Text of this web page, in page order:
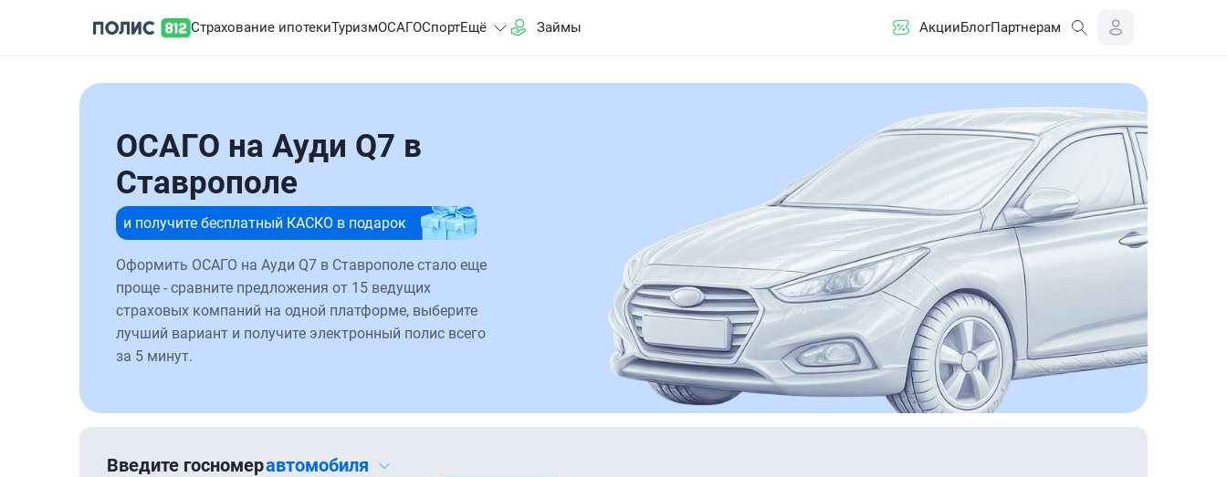
Страхование ипотекиТуризмОСАГОСпортЕщё Займы АкцииБлогПартнерам
ОСАГО на Ауди Q7 в
Ставрополе
и получите бесплатный КАСКО в подарок
Оформить ОСАГО на Ауди Q7 в Ставрополе стало еще
проще - сравните предложения от 15 ведущих
страховых компаний на одной платформе, выберите
лучший вариант и получите электронный полис всего
за 5 минут.
Введите госномеравтомобиля